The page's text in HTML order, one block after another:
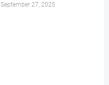
September 27, 2025